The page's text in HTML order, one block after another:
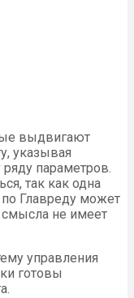
выдвигают
указывая
параметров.
так как одна
по Главреду может
смысла не имеет
управления
готовы